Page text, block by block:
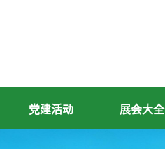
党建活动 展会大全